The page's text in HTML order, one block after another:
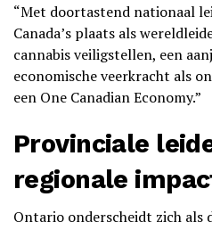
“Met doortastend nationaal
Canada’s plaats als
cannabis veiligstellen, een
economische veerkracht als
een One Canadian Economy.”
Provinciale
regionale
Ontario onderscheidt zich als